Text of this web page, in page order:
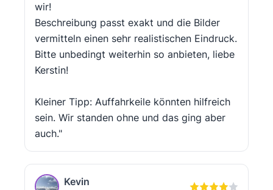
wir!
Beschreibung passt exakt und die Bilder
vermitteln einen sehr realistischen Eindruck.
Bitte unbedingt weiterhin so anbieten, liebe
Kerstin!
Kleiner Tipp: Auffahrkeile könnten hilfreich
sein. Wir standen ohne und das ging aber
auch."
Kevin